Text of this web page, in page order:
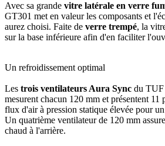
Avec sa grande vitre latérale en verre
GT301 met en valeur les composants et
aurez choisi. Faite de verre trempé, la
sur la base inférieure afin d'en faciliter
Un refroidissement optimal
Les trois ventilateurs Aura Sync du
mesurent chacun 120 mm et présentent 11
flux d'air à pression statique élevée pour
Un quatrième ventilateur de 120 mm
chaud à l'arrière.